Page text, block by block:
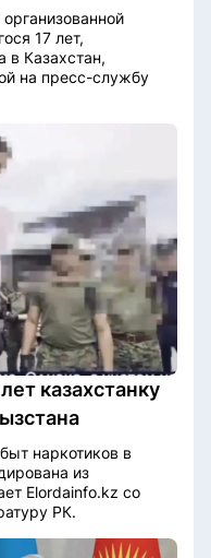
17 лет,
в Казахстан,
на пресс-службу
казахстанку
наркотиков в
из
Elordainfo.kz со
РК.